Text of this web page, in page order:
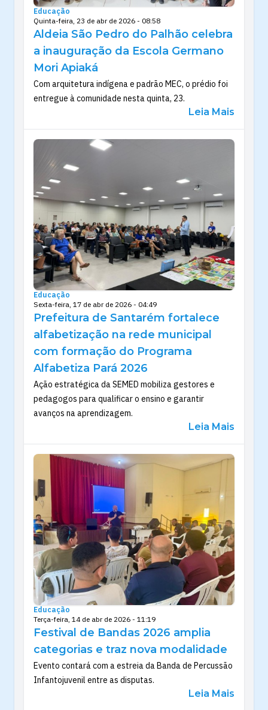
Educação
Quinta-feira, 23 de abr de 2026 - 08:58
Aldeia São Pedro do Palhão celebra
a inauguração da Escola Germano
Mori Apiaká
Com arquitetura indígena e padrão MEC, o prédio foi
entregue à comunidade nesta quinta, 23.
Leia Mais
Educação
Sexta-feira, 17 de abr de 2026 - 04:49
Prefeitura de Santarém fortalece
alfabetização na rede municipal
com formação do Programa
Alfabetiza Pará 2026
Ação estratégica da SEMED mobiliza gestores e
pedagogos para qualificar o ensino e garantir
avanços na aprendizagem.
Leia Mais
Educação
Terça-feira, 14 de abr de 2026 - 11:19
Festival de Bandas 2026 amplia
categorias e traz nova modalidade
Evento contará com a estreia da Banda de Percussão
Infantojuvenil entre as disputas.
Leia Mais